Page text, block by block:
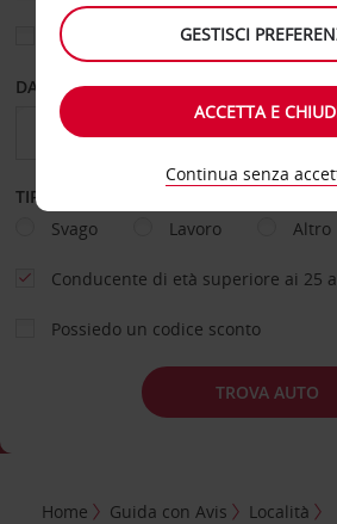
Scegli una località di riconsegna
DAL GIORNO AL
TIPOLOGIA DI NOLEGGIO
Svago
Lavoro Altro
Conducente di età superiore ai 25
Possiedo un codice sconto
TROVA AUTO
Home Guida con Avis
Località
GESTISCI
ACCETTA E
Continua senza